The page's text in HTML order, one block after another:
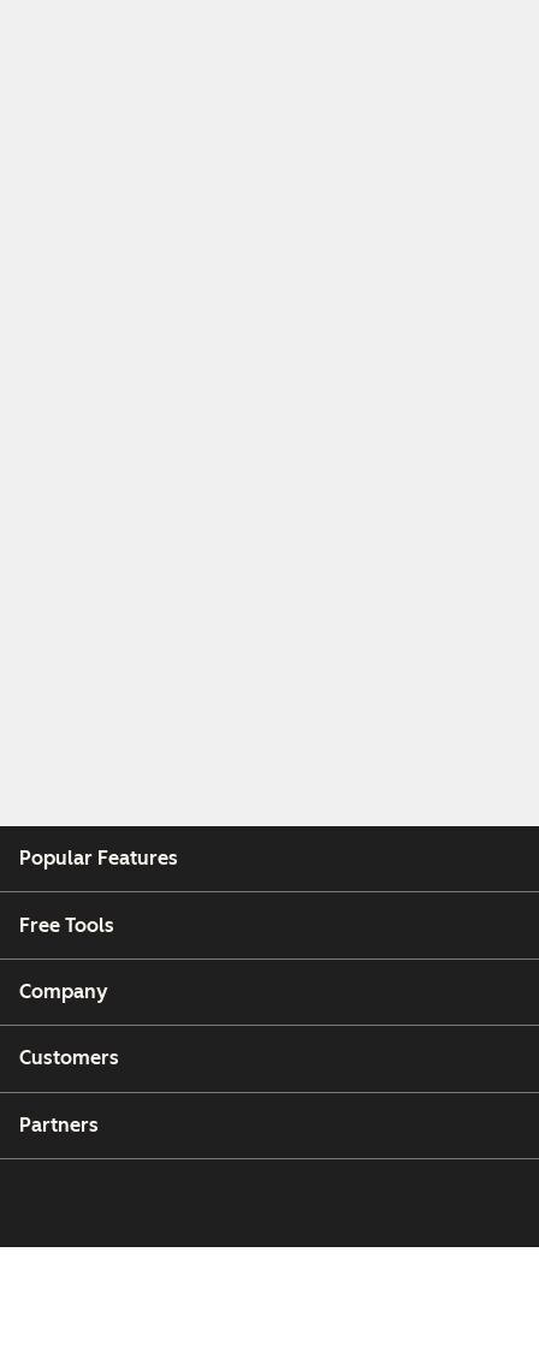
Popular Features
Free Tools
Company
Customers
Partners